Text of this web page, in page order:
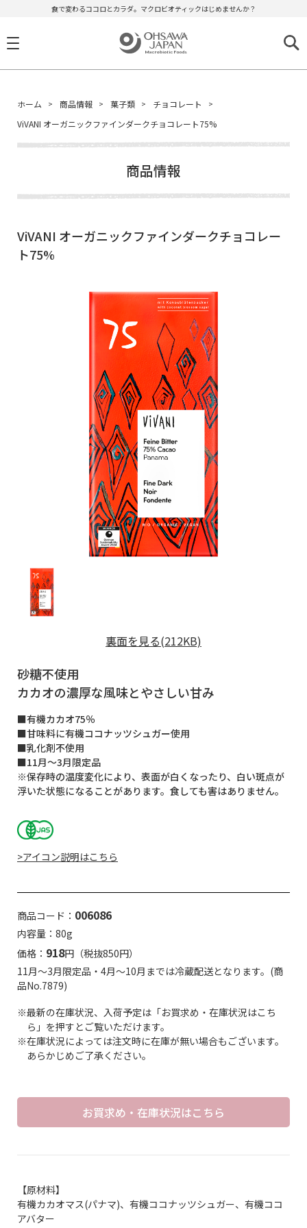
食で変わるココロとカラダ。マクロビオティックはじめませんか？
ホーム 商品情報 菓子類
チョコレート
ViVANI オーガニックファインダークチョコレート75%
商品情報
ViVANI オーガニックファインダークチョコレー
ト75%
裏面を見る(212KB)
砂糖不使用
カカオの濃厚な風味とやさしい甘み
■有機カカオ75％
■甘味料に有機ココナッツシュガー使用
■乳化剤不使用
■11月～3月限定品
※保存時の温度変化により、表面が白くなったり、白い斑点が
浮いた状態になることがあります。食しても害はありません。
>アイコン説明はこちら
商品コード： 006086
内容量：80g
価格： 918円（税抜850円）
11月～3月限定品・4月～10月までは冷蔵配送となります。(商
品No.7879)
※最新の在庫状況、入荷予定は「お買求め・在庫状況はこち
ら」を押すとご覧いただけます。
※在庫状況によっては注文時に在庫が無い場合もございます。
あらかじめご了承ください。
お買求め・在庫状況はこちら
【原材料】
有機カカオマス(パナマ)、有機ココナッツシュガー、有機ココ
アバター